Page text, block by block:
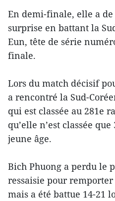
En demi-finale, elle a
surprise en battant la
Eun, tête de série
finale.
Lors du match décisif
a rencontré la Sud-
qui est classée au 281e
qu’elle n’est classée
jeune âge.
Bich Phuong a perdu le
ressaisie pour
mais a été battue 14-21